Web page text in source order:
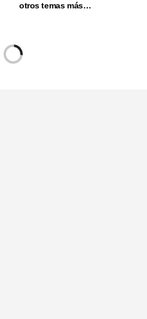
otros temas más…